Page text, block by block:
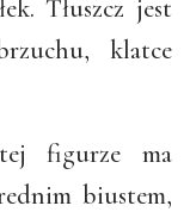
Tłuszcz jest
klatce
figurze ma
biustem,